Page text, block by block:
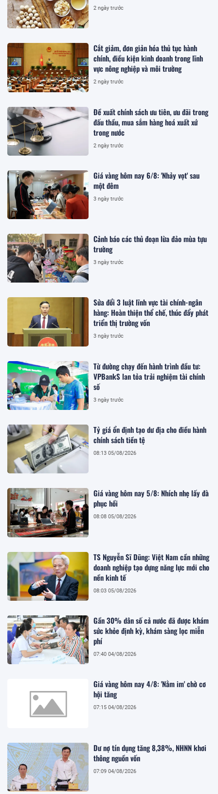
2 ngày trước
Cắt giảm, đơn giản hóa thủ tục hành
chính, điều kiện kinh doanh trong lĩnh
vực nông nghiệp và môi trường
2 ngày trước
Đề xuất chính sách ưu tiên, ưu đãi trong
đấu thầu, mua sắm hàng hoá xuất xứ
trong nước
2 ngày trước
Giá vàng hôm nay 6/8: 'Nhảy vọt' sau
một đêm
3 ngày trước
Cảnh báo các thủ đoạn lừa đảo mùa tựu
trường
3 ngày trước
Sửa đổi 3 luật lĩnh vực tài chính-ngân
hàng: Hoàn thiện thể chế, thúc đẩy phát
triển thị trường vốn
3 ngày trước
Từ đường chạy đến hành trình đầu tư:
VPBankS lan tỏa trải nghiệm tài chính
số
3 ngày trước
Tỷ giá ổn định tạo dư địa cho điều hành
chính sách tiền tệ
08:13 05/08/2026
Giá vàng hôm nay 5/8: Nhích nhẹ lấy đà
phục hồi
08:08 05/08/2026
TS Nguyễn Sĩ Dũng: Việt Nam cần những
doanh nghiệp tạo dựng năng lực mới cho
nền kinh tế
08:03 05/08/2026
Gần 30% dân số cả nước đã được khám
sức khỏe định kỳ, khám sàng lọc miễn
phí
07:40 04/08/2026
Giá vàng hôm nay 4/8: 'Nằm im' chờ cơ
hội tăng
07:15 04/08/2026
Dư nợ tín dụng tăng 8,38%, NHNN khơi
thông nguồn vốn
07:09 04/08/2026